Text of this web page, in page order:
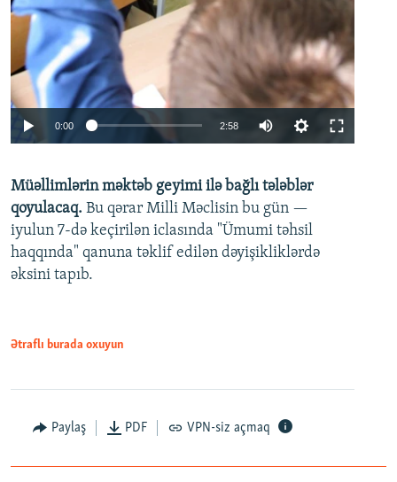
Auto 240p 360p 480p
720p 1080p
0:00 2:58
360p
480p
720p
Müəllimlərin məktəb geyimi ilə bağlı tələblər
qoyulacaq. Bu qərar Milli Məclisin bu gün —
iyulun 7-də keçirilən iclasında "Ümumi təhsil
haqqında" qanuna təklif edilən dəyişikliklərdə
əksini tapıb.
Ətraflı burada oxuyun
Paylaş PDF VPN-siz açmaq